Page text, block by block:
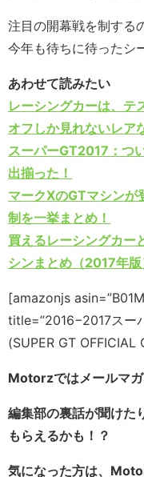
注目の開幕戦を制する
今年も待ちに待ったシ
あわせて読みたい
レーシングカーは、テ
オフしか見れないレア
スーパーGT2017：つ
出揃った！
マークXのGTマシン
制を一挙まとめ！
買えるレーシングカー
シンまとめ（2017年版
[amazonjs
title=”2016−2017スー
(SUPER GT OFFICIAL
Motorzではメールマガ
編集部の裏話が聞けた
もらえるかも！？
気になった方は、